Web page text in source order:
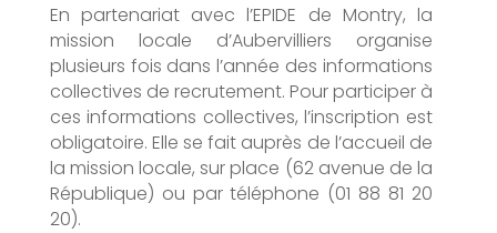
En partenariat avec l’EPIDE de Montry, la
mission locale d’Aubervilliers organise
plusieurs fois dans l’année des informations
collectives de recrutement. Pour participer à
ces informations collectives, l’inscription est
obligatoire. Elle se fait auprès de l’accueil de
la mission locale, sur place (62 avenue de la
République) ou par téléphone (01 88 81 20
20).